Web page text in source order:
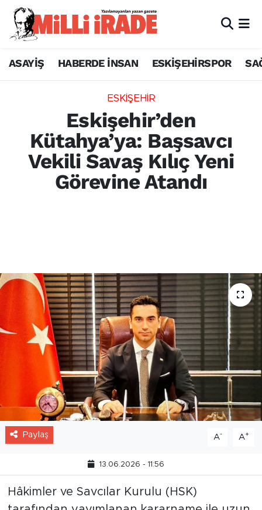
ASAYİŞ HABERDE İNSAN ESKİŞEHİRSPOR
ESKİŞEHİR
Eskişehir’den
Kütahya’ya: Başsavcı
Vekili Savaş Kılıç Yeni
Görevine Atandı
Paylaş A- A+
13.06.2026 - 11:56
Hâkimler ve Savcılar Kurulu (HSK)